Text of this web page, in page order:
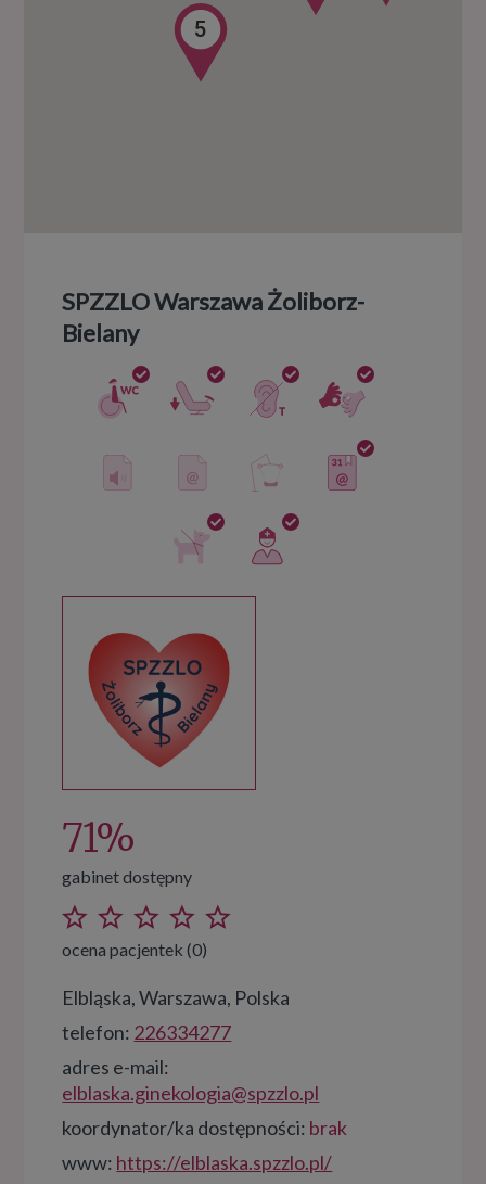
5
SPZZLO Warszawa Żoliborz-
Bielany
71%
gabinet dostępny
ocena pacjentek (0)
Elbląska, Warszawa, Polska
telefon: 226334277
adres e-mail:
elblaska.ginekologia@spzzlo.pl
koordynator/ka dostępności: brak
www: https://elblaska.spzzlo.pl/